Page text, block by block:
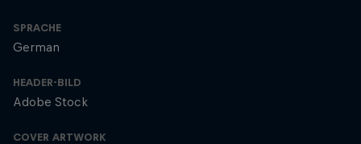
SPRACHE
German
HEADER-BILD
Adobe Stock
COVER ARTWORK